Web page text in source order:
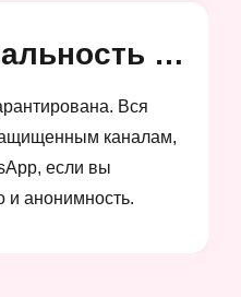
Конфиденциальность и анонимность
Вся
каналам,
если вы
и анонимность.